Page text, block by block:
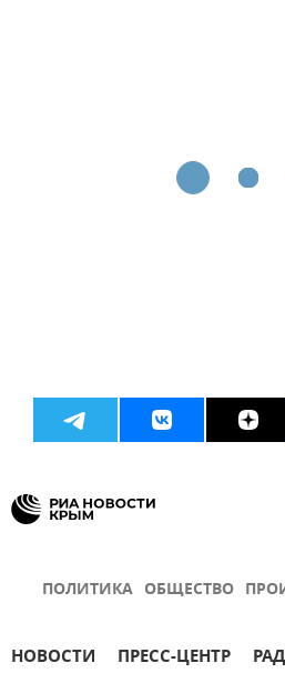
ПОЛИТИКА ОБЩЕСТВО
НОВОСТИ ПРЕСС-ЦЕНТР